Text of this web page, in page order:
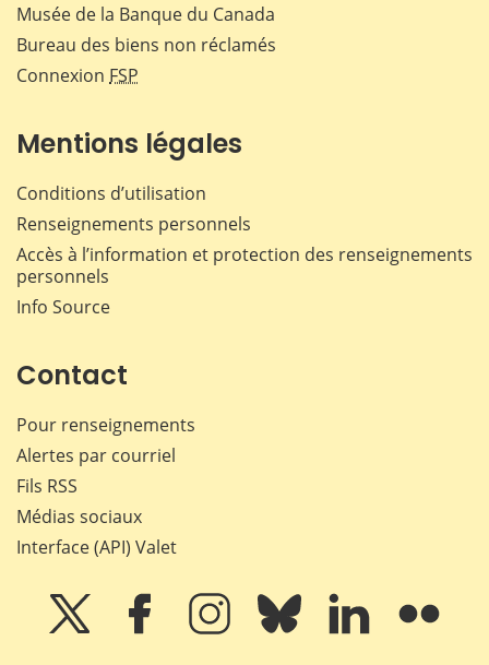
Musée de la Banque du Canada
Bureau des biens non réclamés
Connexion FSP
Mentions légales
Conditions d’utilisation
Renseignements personnels
Accès à l’information et protection des renseignements
personnels
Info Source
Contact
Pour renseignements
Alertes par courriel
Fils RSS
Médias sociaux
Interface (API) Valet